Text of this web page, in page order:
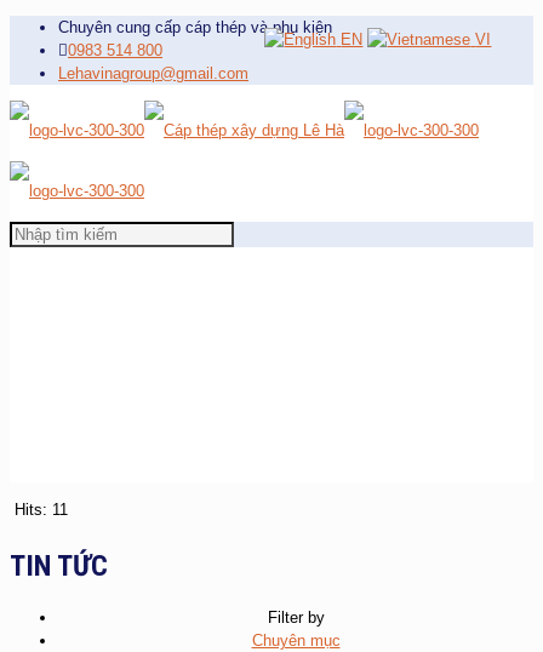
Chuyên cung cấp cáp thép và phụ kiện
0983 514 800
Lehavinagroup@gmail.com
Hits: 11
TIN TỨC
Filter by
Chuyên mục
EN VI